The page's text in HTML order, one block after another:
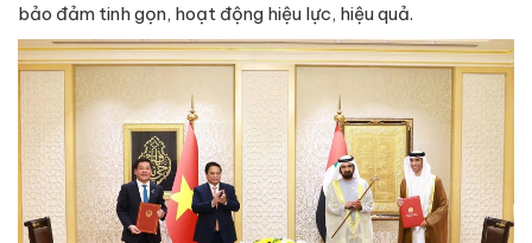
bảo đảm tinh gọn, hoạt động hiệu lực, hiệu quả.